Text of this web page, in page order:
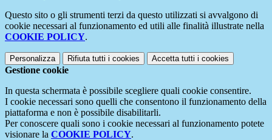
Questo sito o gli strumenti terzi da questo utilizzati si avvalgono di
cookie necessari al funzionamento ed utili alle finalità illustrate nella
COOKIE POLICY.
Personalizza Rifiuta tutti i cookies Accetta tutti i cookies
Gestione cookie
In questa schermata è possibile scegliere quali cookie consentire.
I cookie necessari sono quelli che consentono il funzionamento della
piattaforma e non è possibile disabilitarli.
Per conoscere quali sono i cookie necessari al funzionamento potete
visionare la COOKIE POLICY.